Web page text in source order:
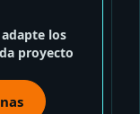
los
proyecto